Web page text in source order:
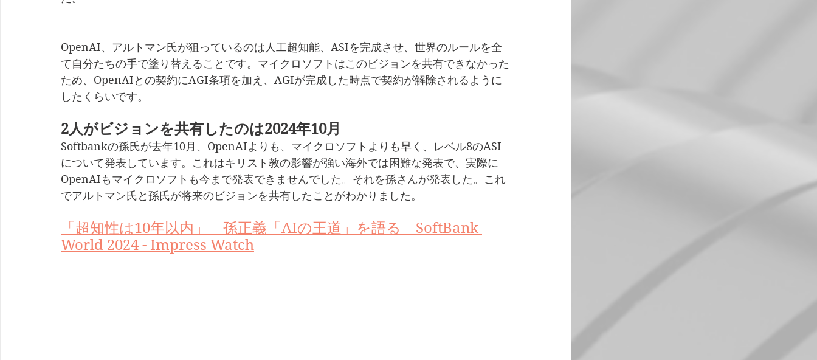
OpenAI、アルトマン氏が狙っているのは人工超知能、ASIを完成させ、世界のルールを全
て自分たちの手で塗り替えることです。マイクロソフトはこのビジョンを共有できなかった
ため、OpenAIとの契約にAGI条項を加え、AGIが完成した時点で契約が解除されるように
したくらいです。
2人がビジョンを共有したのは2024年10月
Softbankの孫氏が去年10月、OpenAIよりも、マイクロソフトよりも早く、レベル8のASI
について発表しています。これはキリスト教の影響が強い海外では困難な発表で、実際に
OpenAIもマイクロソフトも今まで発表できませんでした。それを孫さんが発表した。これ
でアルトマン氏と孫氏が将来のビジョンを共有したことがわかりました。
「超知性は10年以内」　孫正義「AIの王道」を語る　SoftBank
World 2024 - Impress Watch